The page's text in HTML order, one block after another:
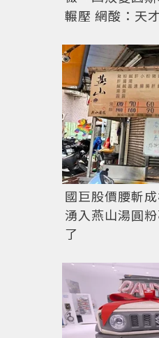
輾壓 網酸：天
國巨股價腰斬
湧入燕山湯圓
了